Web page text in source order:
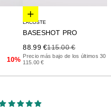
10%
Elige opciones
LACOSTE
BASESHOT PRO
Precio de oferta
88.99 €Precio anterior
115.00 €
Precio más bajo de los últimos 30
115.00 €